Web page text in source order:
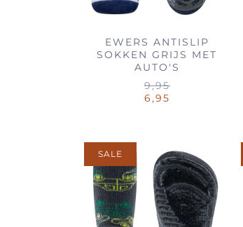
EWERS ANTISLIP
SOKKEN GRIJS MET
AUTO'S
9,95
6,95
SALE